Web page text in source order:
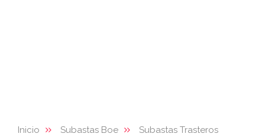
Inicio Subastas Boe
Subastas Trasteros